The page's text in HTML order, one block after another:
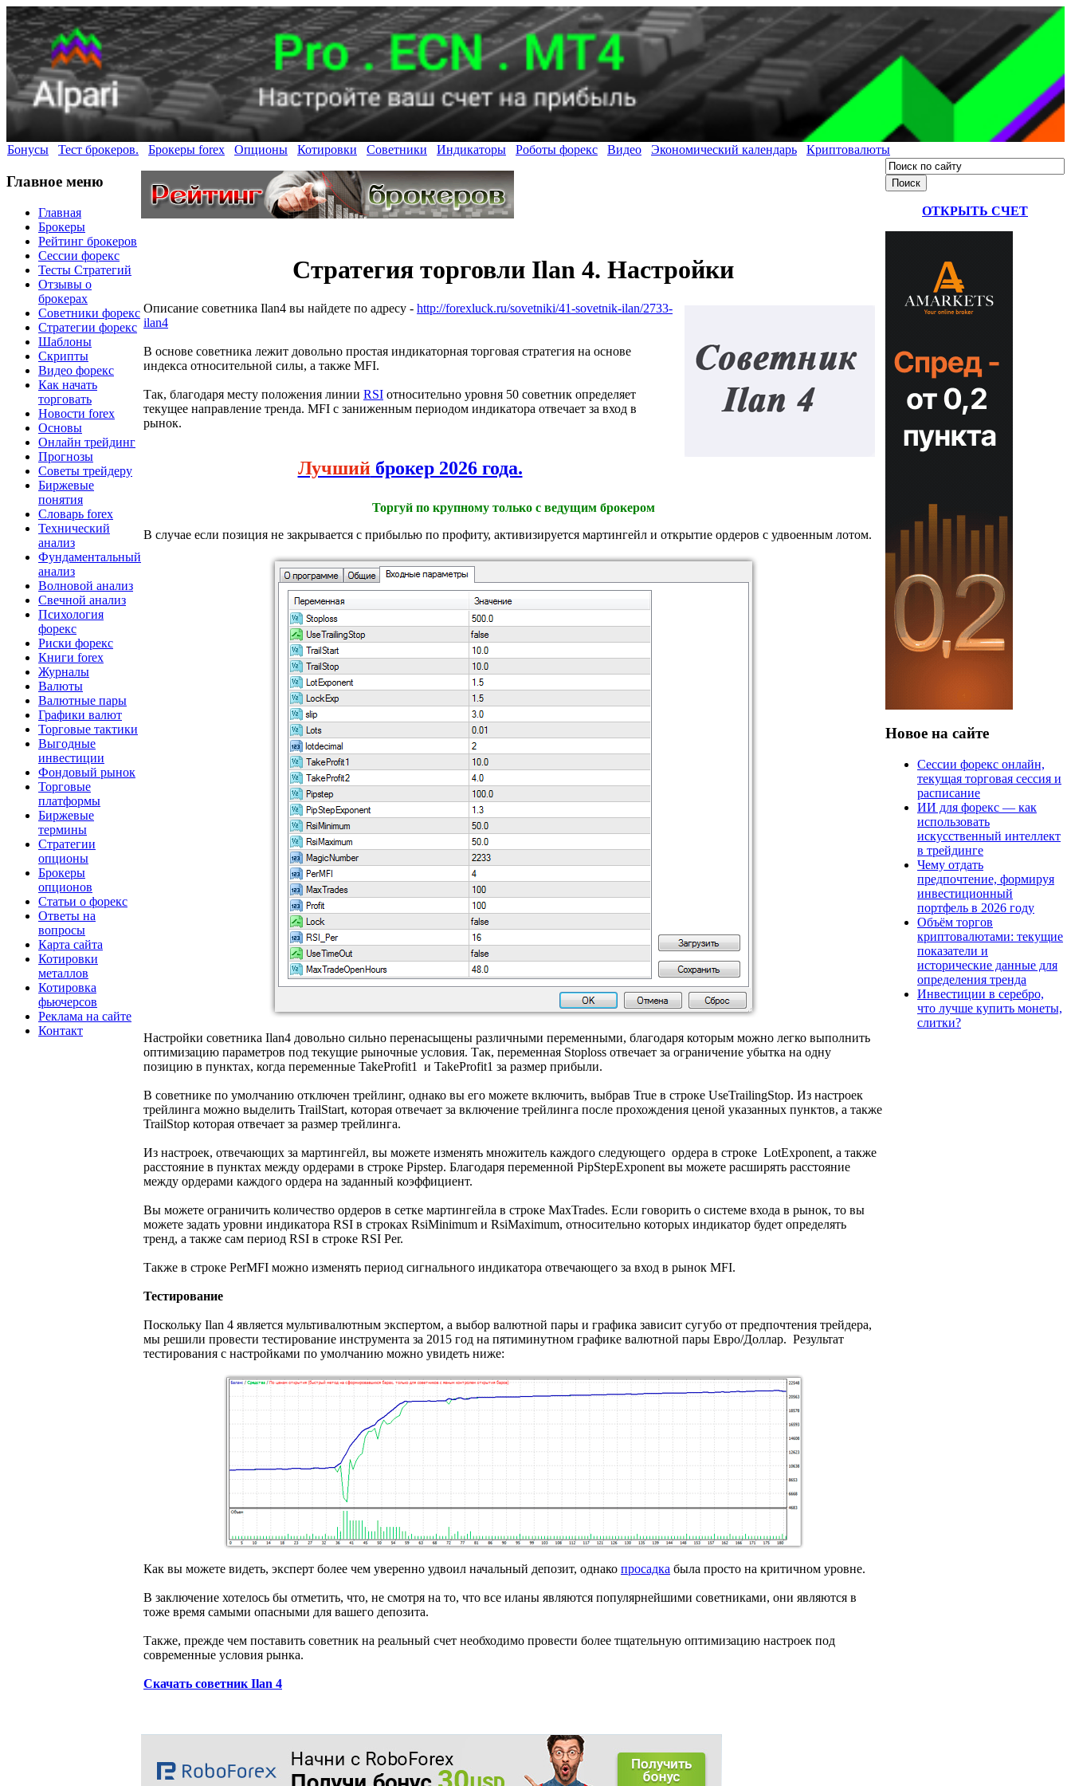
Бонусы Тест брокеров. Брокеры forex Опционы Котировки Советники Индикаторы Роботы форекс Видео Экономический календарь Криптовалюты
Главное меню
Главная
Брокеры
Рейтинг брокеров
Сессии форекс
Тесты Стратегий
Отзывы о
брокерах
Советники форекс
Стратегии форекс
Шаблоны
Скрипты
Видео форекс
Как начать
торговать
Новости forex
Основы
Онлайн трейдинг
Прогнозы
Советы трейдеру
Биржевые
понятия
Словарь forex
Технический
анализ
Фундаментальный
анализ
Волновой анализ
Свечной анализ
Психология
форекс
Риски форекс
Книги forex
Журналы
Валюты
Валютные пары
Графики валют
Торговые тактики
Выгодные
инвестиции
Фондовый рынок
Торговые
платформы
Биржевые
термины
Стратегии
опционы
Брокеры
опционов
Статьи о форекс
Ответы на
вопросы
Карта сайта
Котировки
металлов
Котировка
фьючерсов
Реклама на сайте
Контакт
Стратегия торговли Ilan 4. Настройки
Описание советника Ilan4 вы найдете по адресу - http://forexluck.ru/sovetniki/41-sovetnik-ilan/2733-
ilan4
В основе советника лежит довольно простая индикаторная торговая стратегия на основе
индекса относительной силы, а также MFI.
Так, благодаря месту положения линии RSI относительно уровня 50 советник определяет
текущее направление тренда. MFI с заниженным периодом индикатора отвечает за вход в
рынок.
Лучшийброкер 2026 года.
Торгуй по крупному только с ведущим брокером
В случае если позиция не закрывается с прибылью по профиту, активизируется мартингейл и открытие ордеров с удвоенным лотом.
Настройки советника Ilan4 довольно сильно перенасыщены различными переменными, благодаря которым можно легко выполнить
оптимизацию параметров под текущие рыночные условия. Так, переменная Stoploss отвечает за ограничение убытка на одну
позицию в пунктах, когда переменные TakeProfit1 и TakeProfit1 за размер прибыли.
В советнике по умолчанию отключен трейлинг, однако вы его можете включить, выбрав True в строке UseTrailingStop. Из настроек
трейлинга можно выделить TrailStart, которая отвечает за включение трейлинга после прохождения ценой указанных пунктов, а также
TrailStop которая отвечает за размер трейлинга.
Из настроек, отвечающих за мартингейл, вы можете изменять множитель каждого следующего ордера в строке LotExponent, а также
расстояние в пунктах между ордерами в строке Pipstep. Благодаря переменной PipStepExponent вы можете расширять расстояние
между ордерами каждого ордера на заданный коэффициент.
Вы можете ограничить количество ордеров в сетке мартингейла в строке MaxTrades. Если говорить о системе входа в рынок, то вы
можете задать уровни индикатора RSI в строках RsiMinimum и RsiMaximum, относительно которых индикатор будет определять
тренд, а также сам период RSI в строке RSI Per.
Также в строке PerMFI можно изменять период сигнального индикатора отвечающего за вход в рынок MFI.
Тестирование
Поскольку Ilan 4 является мультивалютным экспертом, а выбор валютной пары и графика зависит сугубо от предпочтения трейдера,
мы решили провести тестирование инструмента за 2015 год на пятиминутном графике валютной пары Евро/Доллар. Результат
тестирования с настройками по умолчанию можно увидеть ниже:
Как вы можете видеть, эксперт более чем уверенно удвоил начальный депозит, однако просадка была просто на критичном уровне.
В заключение хотелось бы отметить, что, не смотря на то, что все иланы являются популярнейшими советниками, они являются в
тоже время самыми опасными для вашего депозита.
Также, прежде чем поставить советник на реальный счет необходимо провести более тщательную оптимизацию настроек под
современные условия рынка.
Скачать советник Ilan 4
ОТКРЫТЬ СЧЕТ
Новое на сайте
Сессии форекс онлайн,
текущая торговая сессия и
расписание
ИИ для форекс — как
использовать
искусственный интеллект
в трейдинге
Чему отдать
предпочтение, формируя
инвестиционный
портфель в 2026 году
Объём торгов
криптовалютами: текущие
показатели и
исторические данные для
определения тренда
Инвестиции в серебро,
что лучше купить монеты,
слитки?